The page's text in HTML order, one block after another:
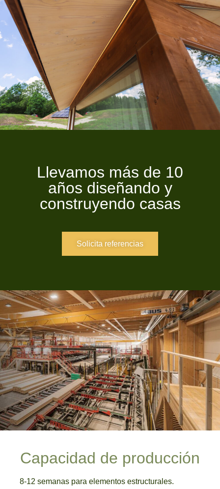
Llevamos más de 10
años diseñando y
construyendo casas
Solicita referencias
Capacidad de producción
8-12 semanas para elementos estructurales.